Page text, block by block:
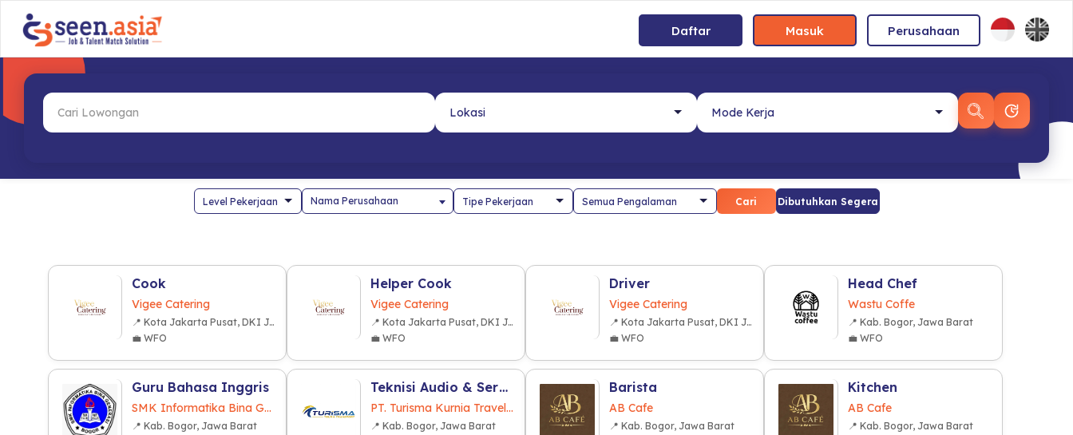
Daftar Masuk Perusahaan
Nama Perusahaan Cari Dibutuhkan Segera
Cook
Vigee Catering
📍 Kota Jakarta Pusat, DKI Jakarta
💼 WFO
Helper Cook
Vigee Catering
📍 Kota Jakarta Pusat, DKI Jakarta
💼 WFO
Driver
Vigee Catering
📍 Kota Jakarta Pusat, DKI Jakarta
💼 WFO
Head Chef
Wastu Coffe
📍 Kab. Bogor, Jawa Barat
💼 WFO
Guru Bahasa Inggris
SMK Informatika Bina Generasi
📍 Kab. Bogor, Jawa Barat
Teknisi Audio & Service AC Bus
PT. Turisma Kurnia Travelindo
📍 Kab. Bogor, Jawa Barat
Barista
AB Cafe
📍 Kab. Bogor, Jawa Barat
Kitchen
AB Cafe
📍 Kab. Bogor, Jawa Barat